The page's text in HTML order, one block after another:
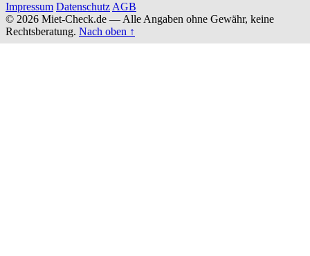
Impressum Datenschutz AGB
© 2026 Miet-Check.de — Alle Angaben ohne Gewähr, keine
Rechtsberatung. Nach oben ↑